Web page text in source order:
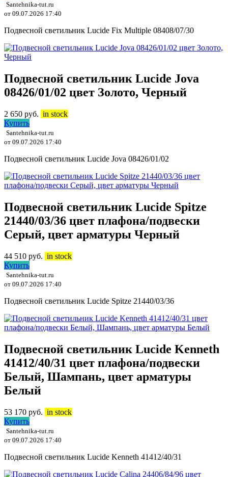
Santehnika-tut.ru
от 09.07.2026 17:40
Подвесной светильник Lucide Fix Multiple 08408/07/30
Подвесной светильник Lucide Jova
08426/01/02 цвет Золото, Черный
2 650 руб. in stock
Купить
Santehnika-tut.ru
от 09.07.2026 17:40
Подвесной светильник Lucide Jova 08426/01/02
Подвесной светильник Lucide Spitze
21440/03/36 цвет плафона/подвески
Серый, цвет арматуры Черный
44 510 руб. in stock
Купить
Santehnika-tut.ru
от 09.07.2026 17:40
Подвесной светильник Lucide Spitze 21440/03/36
Подвесной светильник Lucide Kenneth
41412/40/31 цвет плафона/подвески
Белый, Шампань, цвет арматуры
Белый
53 170 руб. in stock
Купить
Santehnika-tut.ru
от 09.07.2026 17:40
Подвесной светильник Lucide Kenneth 41412/40/31